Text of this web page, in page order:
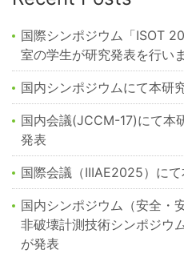
国際シンポジウム「ISOT
室の学生が研究発表を行い
国内シンポジウムにて本研
国内会議(JCCM-17)にて本
発表
国際会議（IIIAE2025）に
国内シンポジウム（安全・
非破壊計測技術シンポジウ
が発表